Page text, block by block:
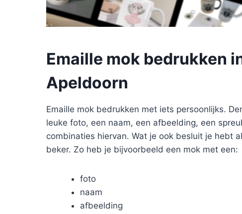
Emaille mok bedrukken
Apeldoorn
Emaille mok bedrukken met iets persoonlijks.
leuke foto, een naam, een afbeelding, een
combinaties hiervan. Wat je ook besluit je hebt
beker. Zo heb je bijvoorbeeld een mok met een:
foto
naam
afbeelding